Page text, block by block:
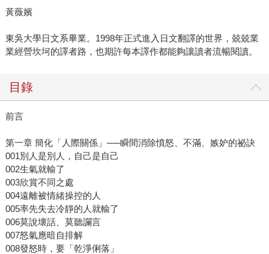
黃薇嬪
東吳大學日文系畢業。1998年正式進入日文翻譯的世界，兢兢業
業經營坎坷的譯者路，也期許每本譯作都能夠讓讀者流暢閱讀。
目錄
前言
第一章 簡化「人際關係」──瞬間消除憤怒、不滿、嫉妒的祕訣
001別人是別人，自己是自己
002生氣就輸了
003欣賞不同之處
004遠離被情緒操控的人
005率先失去冷靜的人就輸了
006莫說壞話、莫聽讕言
007怒氣應暗自排解
008發怒時，要「乾淨俐落」